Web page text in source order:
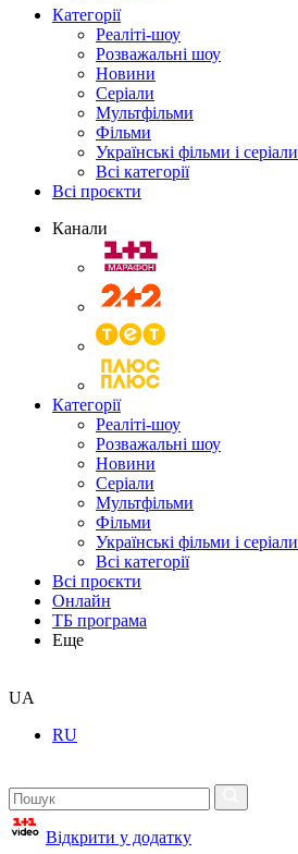
Категорії
Реаліті-шоу
Розважальні шоу
Новини
Серіали
Мультфільми
Фільми
Українські фільми і серіали
Всі категорії
Всі проєкти
Канали
Категорії
Реаліті-шоу
Розважальні шоу
Новини
Серіали
Мультфільми
Фільми
Українські фільми і серіали
Всі категорії
Всі проєкти
Онлайн
ТБ програма
Еще
UA
RU
Відкрити у додатку